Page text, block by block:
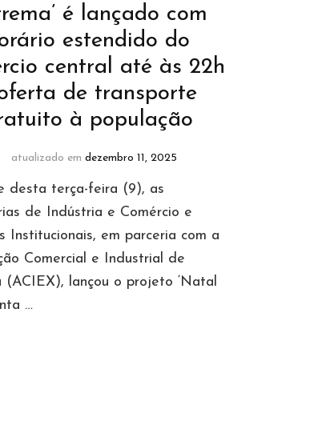
é lançado com
estendido do
central até às 22h
de transporte
à população
atualizado em dezembro 11, 2025
desta terça-feira (9), as
de Indústria e Comércio e
Institucionais, em parceria com a
Comercial e Industrial de
(ACIEX), lançou o projeto ‘Natal
…